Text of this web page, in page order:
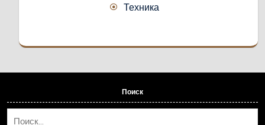
Техника
Поиск